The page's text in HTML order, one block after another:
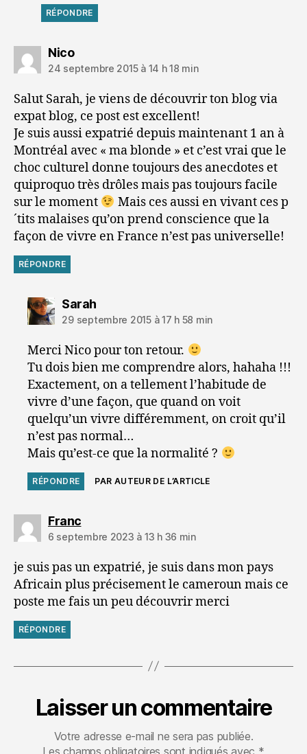
RÉPONDRE
Nicodit :
24 septembre 2015 à 14 h 18 min
Salut Sarah, je viens de découvrir ton blog via
expat blog, ce post est excellent!
Je suis aussi expatrié depuis maintenant 1 an à
Montréal avec « ma blonde » et c’est vrai que le
choc culturel donne toujours des anecdotes et
quiproquo très drôles mais pas toujours facile
sur le moment
Mais ces aussi en vivant ces p
´tits malaises qu’on prend conscience que la
façon de vivre en France n’est pas universelle!
RÉPONDRE
Sarahdit :
29 septembre 2015 à 17 h 58 min
Merci Nico pour ton retour.
Tu dois bien me comprendre alors, hahaha !!!
Exactement, on a tellement l’habitude de
vivre d’une façon, que quand on voit
quelqu’un vivre différemment, on croit qu’il
n’est pas normal…
Mais qu’est-ce que la normalité ?
RÉPONDRE PAR AUTEUR DE L’ARTICLE
Francdit :
6 septembre 2023 à 13 h 36 min
je suis pas un expatrié, je suis dans mon pays
Africain plus précisement le cameroun mais ce
poste me fais un peu découvrir merci
RÉPONDRE
Laisser un commentaire
Votre adresse e-mail ne sera pas publiée.
Les champs obligatoires sont indiqués avec *